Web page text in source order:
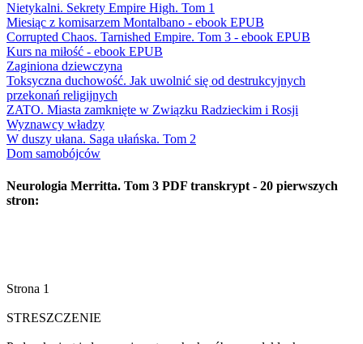
Nietykalni. Sekrety Empire High. Tom 1
Miesiąc z komisarzem Montalbano - ebook EPUB
Corrupted Chaos. Tarnished Empire. Tom 3 - ebook EPUB
Kurs na miłość - ebook EPUB
Zaginiona dziewczyna
Toksyczna duchowość. Jak uwolnić się od destrukcyjnych
przekonań religijnych
ZATO. Miasta zamknięte w Związku Radzieckim i Rosji
Wyznawcy władzy
W duszy ułana. Saga ułańska. Tom 2
Dom samobójców
Neurologia Merritta. Tom 3 PDF transkrypt - 20 pierwszych
stron: